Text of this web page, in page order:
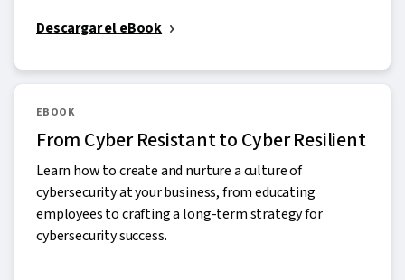
Descargar el eBook
EBOOK
From Cyber Resistant to Cyber Resilient
Learn how to create and nurture a culture of
cybersecurity at your business, from educating
employees to crafting a long-term strategy for
cybersecurity success.